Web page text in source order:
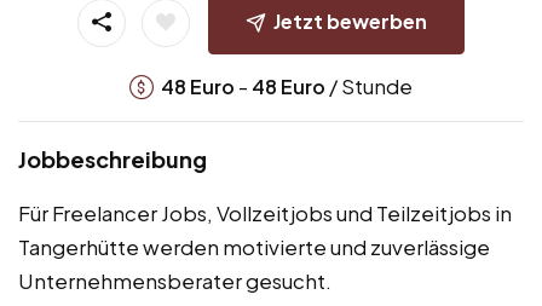
Jetzt bewerben
48 Euro - 48 Euro / Stunde
Jobbeschreibung
Für Freelancer Jobs, Vollzeitjobs und Teilzeitjobs in
Tangerhütte werden motivierte und zuverlässige
Unternehmensberater gesucht.